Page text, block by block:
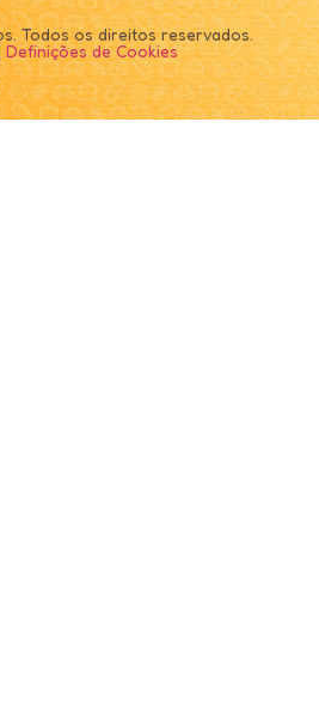
Todos os direitos reservados.
Definições de Cookies